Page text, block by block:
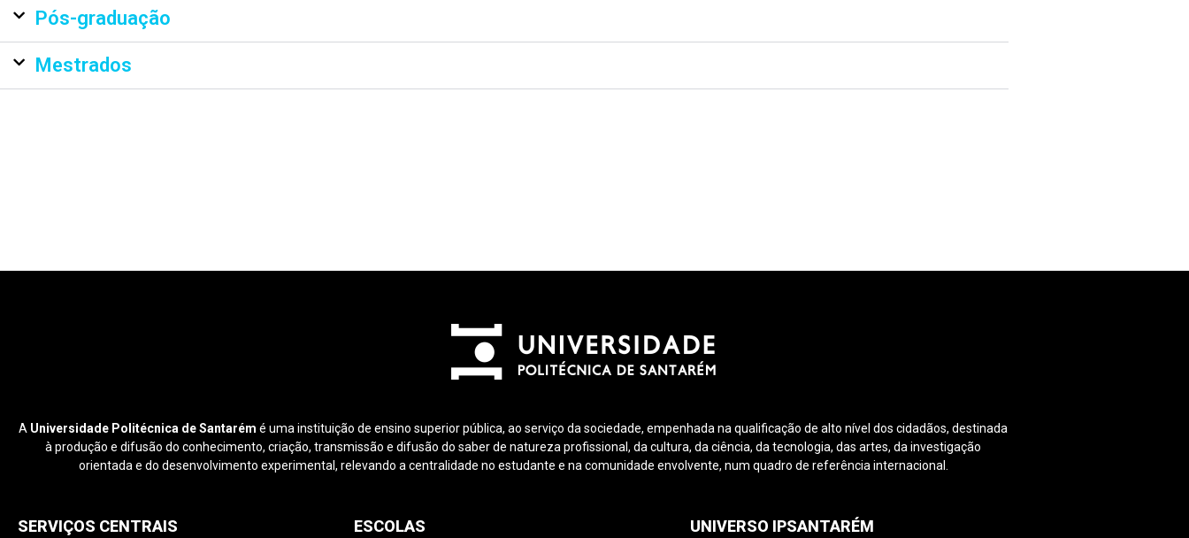
Pós-graduação
Mestrados
A Universidade Politécnica de Santarém é uma instituição de ensino superior pública, ao serviço da sociedade, empenhada na qualificação de alto nível dos cidadãos, destinada
à produção e difusão do conhecimento, criação, transmissão e difusão do saber de natureza profissional, da cultura, da ciência, da tecnologia, das artes, da investigação
orientada e do desenvolvimento experimental, relevando a centralidade no estudante e na comunidade envolvente, num quadro de referência internacional.
SERVIÇOS CENTRAIS ESCOLAS UNIVERSO IPSANTARÉM